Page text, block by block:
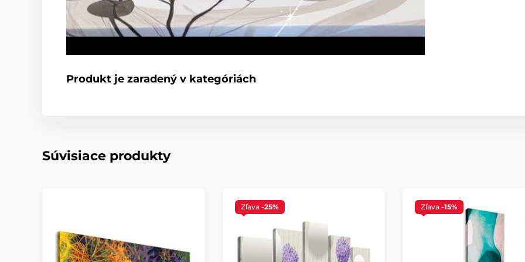
Produkt je zaradený v kategóriách
Súvisiace produkty
Zľava -25% Zľava -15%